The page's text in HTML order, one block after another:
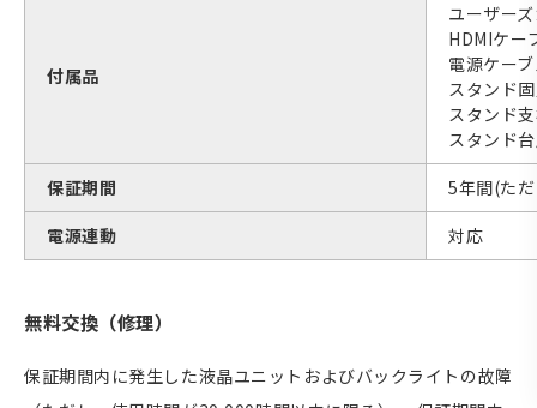
付属品
ユーザー
HDMIケー
電源ケー
スタンド
スタンド
スタンド
保証期間
5年間(た
電源連動
対応
無料交換（修理）
保証期間内に発生した液晶ユニットおよびバックライトの故障